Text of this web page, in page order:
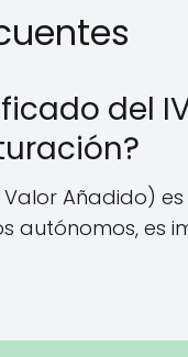
del
Valor Añadido)
autónomos,